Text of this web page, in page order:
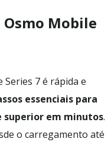
Mobile
Series 7 é rápida e
essenciais para
superior em minutos.
o carregamento até